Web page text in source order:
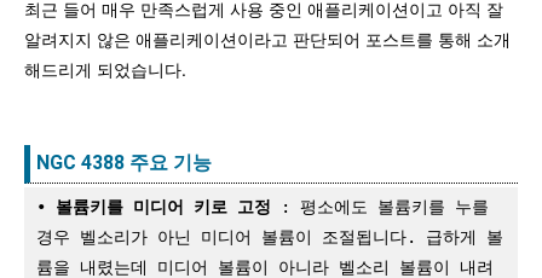
최근 들어 매우 만족스럽게 사용 중인 애플리케이션이고 아직 잘
알려지지 않은 애플리케이션이라고 판단되어 포스트를 통해 소개
해드리게 되었습니다.
NGC 4388 주요 기능
• 볼륨키를 미디어 키로 고정 : 평소에도 볼륨키를 누를
경우 벨소리가 아닌 미디어 볼륨이 조절됩니다. 급하게 볼
륨을 내렸는데 미디어 볼륨이 아니라 벨소리 볼륨이 내려